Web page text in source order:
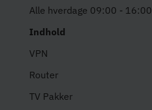
Alle hverdage 09:00 - 16:00
Indhold
VPN
Router
TV Pakker